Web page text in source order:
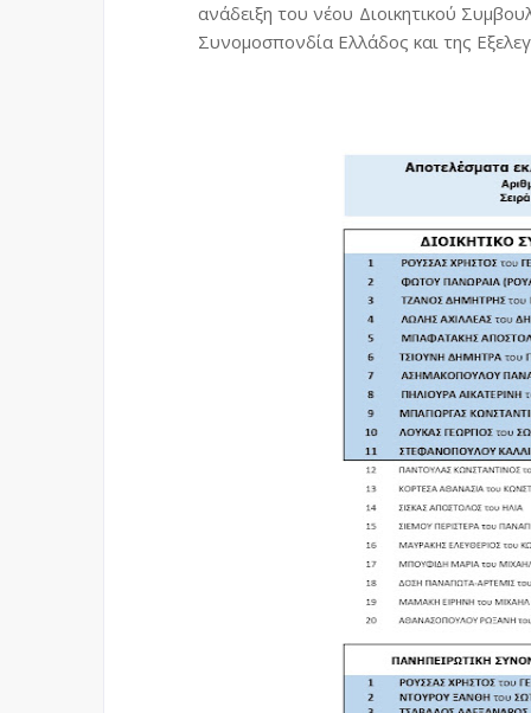
ανάδειξη του νέου Διοικητικού
Συνομοσπονδία Ελλάδος και της